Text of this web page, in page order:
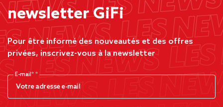
newsletter GiFi
Pour être informé des nouveautés et des offres
privées, inscrivez-vous à la newsletter
E-mail*